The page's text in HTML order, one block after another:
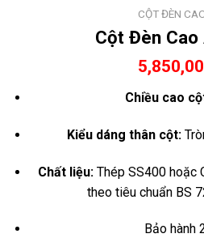
CỘT ĐÈN
Cột Đèn Cao
Chiều cao
Kiểu dáng thân cột:
Chất liệu: Thép SS400 hoặc
theo tiêu chuẩn BS
Bảo hành